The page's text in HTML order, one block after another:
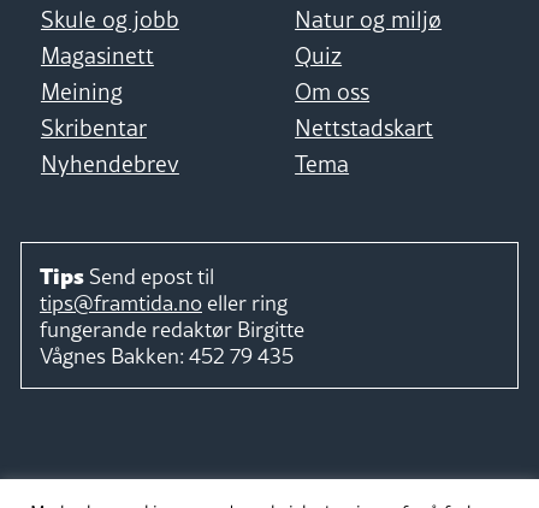
Skule og jobb
Natur og miljø
Magasinett
Quiz
Meining
Om oss
Skribentar
Nettstadskart
Nyhendebrev
Tema
Tips Send epost til
tips@framtida.no eller ring
fungerande redaktør Birgitte
Vågnes Bakken: 452 79 435